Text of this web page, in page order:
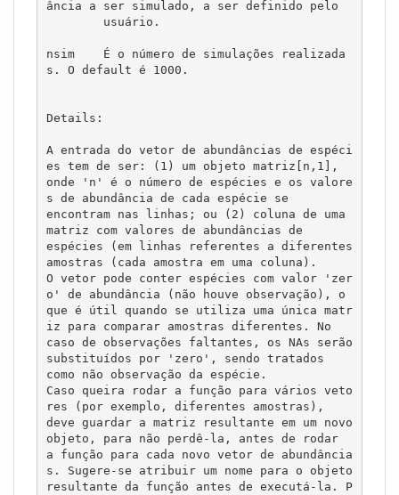
ância a ser simulado, a ser definido pelo
nsim	É o número de simulações realizada
s. O default é 1000.
Details:
A entrada do vetor de abundâncias de espéci
es tem de ser: (1) um objeto matriz[n,1],
onde 'n' é o número de espécies e os valore
s de abundância de cada espécie se
encontram nas linhas; ou (2) coluna de uma
matriz com valores de abundâncias de
espécies (em linhas referentes a diferentes
amostras (cada amostra em uma coluna).
O vetor pode conter espécies com valor 'zer
o' de abundância (não houve observação), o
que é útil quando se utiliza uma única matr
iz para comparar amostras diferentes. No
caso de observações faltantes, os NAs serão
substituídos por 'zero', sendo tratados
como não observação da espécie.
Caso queira rodar a função para vários veto
res (por exemplo, diferentes amostras),
deve guardar a matriz resultante em um novo
objeto, para não perdê-la, antes de rodar
a função para cada novo vetor de abundância
s. Sugere-se atribuir um nome para o objeto
resultante da função antes de executá-la. P